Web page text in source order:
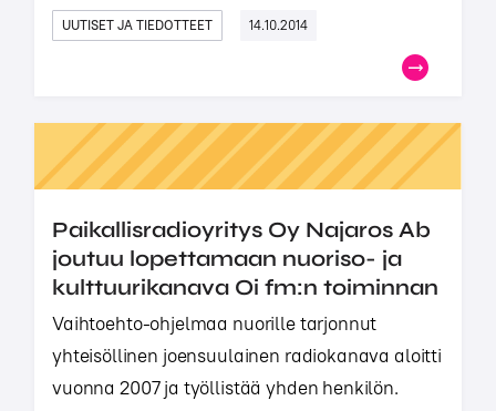
UUTISET JA TIEDOTTEET 14.10.2014
Paikallisradioyritys Oy Najaros Ab
joutuu lopettamaan nuoriso- ja
kulttuurikanava Oi fm:n toiminnan
Vaihtoehto-ohjelmaa nuorille tarjonnut
yhteisöllinen joensuulainen radiokanava aloitti
vuonna 2007 ja työllistää yhden henkilön.